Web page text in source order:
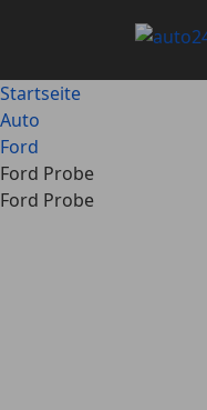
Startseite
Auto
Ford
Ford Probe
Ford Probe